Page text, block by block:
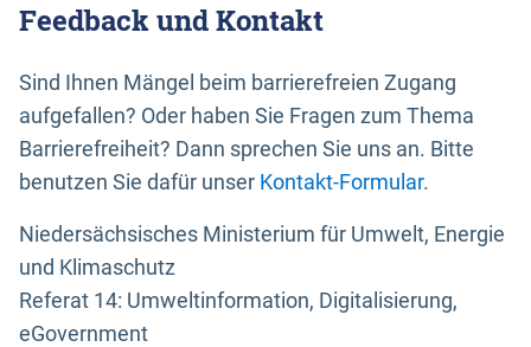
Feedback und Kontakt
Sind Ihnen Mängel beim barrierefreien Zugang
aufgefallen? Oder haben Sie Fragen zum Thema
Barrierefreiheit? Dann sprechen Sie uns an. Bitte
benutzen Sie dafür unser Kontakt-Formular.
Niedersächsisches Ministerium für Umwelt, Energie
und Klimaschutz
Referat 14: Umweltinformation, Digitalisierung,
eGovernment